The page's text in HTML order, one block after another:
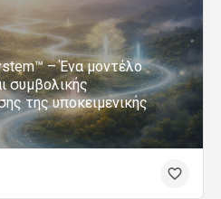
– Ένα μοντέλο
συμβολικής
της υποκειμενικής